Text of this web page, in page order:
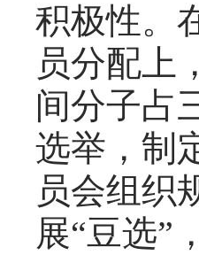
积极性。
员分配上
间分子占
选举，制
员会组织
展“豆选”